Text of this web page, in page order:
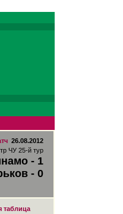
26.08.2012
ЧУ 25-й тур
- 1
- 0
таблица